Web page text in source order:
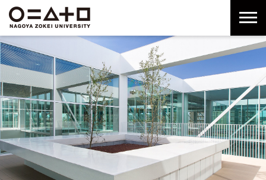
ー
バ
ル
ナ
ビ
ゲ
ー
シ
ョ
へ
カ
ル
ナ
ビ
ゲ
ー
シ
ョ
ン
タ
ー
へ